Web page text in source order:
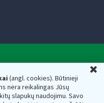
(angl. cookies). Būtinieji
nėra reikalingas Jūsų
slapukų naudojimu. Savo
prie Lietuvos
— 188659752,